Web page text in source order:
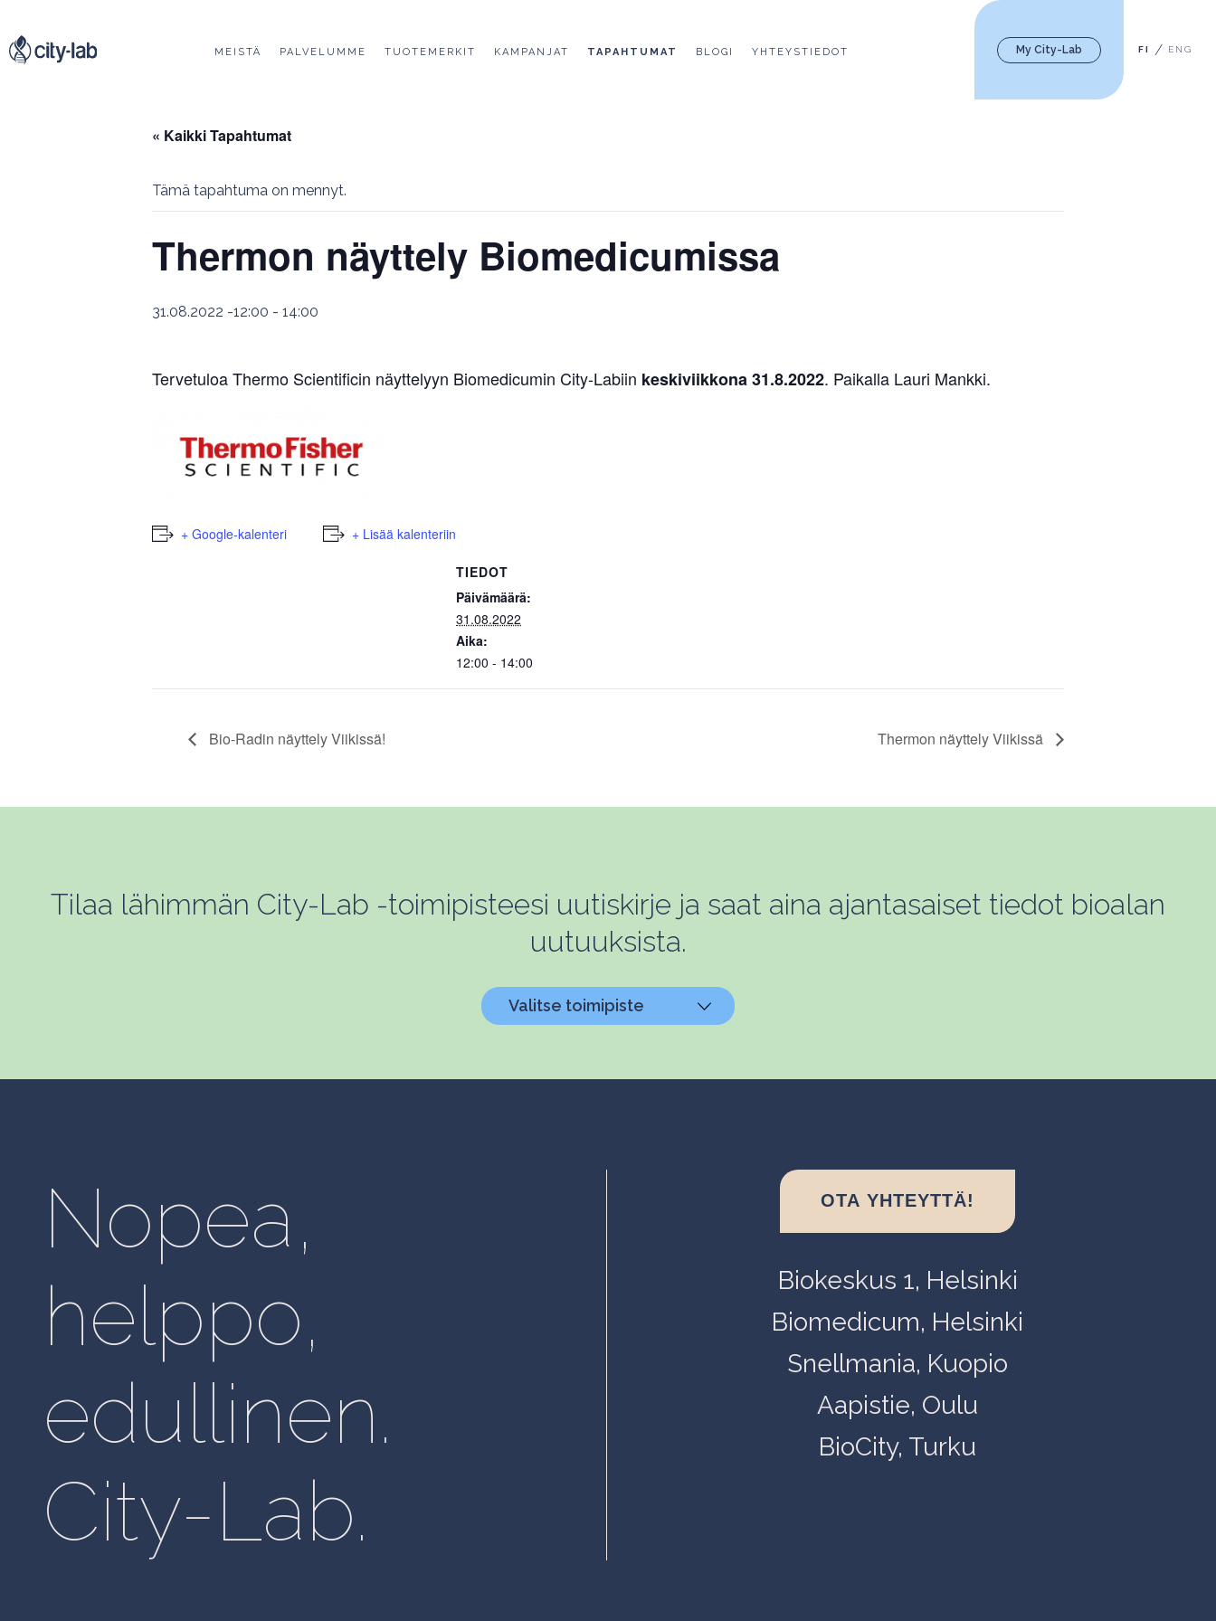
MEISTÄ PALVELUMME TUOTEMERKIT KAMPANJAT TAPAHTUMAT BLOGI YHTEYSTIEDOT My City-Lab FI ENG
« Kaikki Tapahtumat
Tämä tapahtuma on mennyt.
Thermon näyttely Biomedicumissa
31.08.2022 -12:00 - 14:00
Tervetuloa Thermo Scientificin näyttelyyn Biomedicumin City-Labiin keskiviikkona 31.8.2022. Paikalla Lauri Mankki.
+ Google-kalenteri + Lisää kalenteriin
TIEDOT
Päivämäärä:
31.08.2022
Aika:
12:00 - 14:00
Bio-Radin näyttely Viikissä! Thermon näyttely Viikissä
Tilaa lähimmän City-Lab -toimipisteesi uutiskirje ja saat aina ajantasaiset tiedot bioalan
uutuuksista.
Valitse toimipiste
Helsinki, Biomedicum
Turku, BioCity
Nopea,
helppo,
edullinen.
City-Lab.
OTA YHTEYTTÄ!
Biokeskus 1, Helsinki
Biomedicum, Helsinki
Snellmania, Kuopio
Aapistie, Oulu
BioCity, Turku